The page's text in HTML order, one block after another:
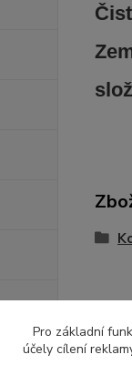
Či
Pro základní
účely cílení